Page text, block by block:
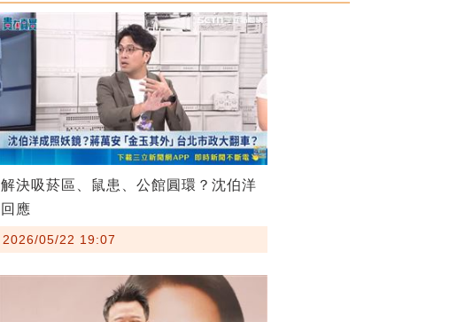
解決吸菸區、鼠患、公館圓環？沈伯洋
回應
2026/05/22 19:07